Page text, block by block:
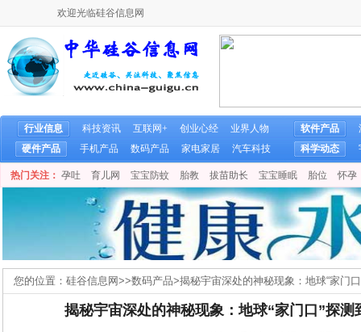
欢迎光临硅谷信息网
行业信息 科技资讯 互联网+ 创业心经
业界人物
硬件产品
手机产品 数码产品 家电家居 汽车科技
软件产品
科学动态
热门关注： 孕吐 育儿网 宝宝防蚊 胎教 拔苗助长 宝宝睡眠 胎位 怀孕
您的位置： 硅谷信息网>>数码产品>揭秘宇宙深处的神秘现象：地球“家门
揭秘宇宙深处的神秘现象：地球“家门口”探测